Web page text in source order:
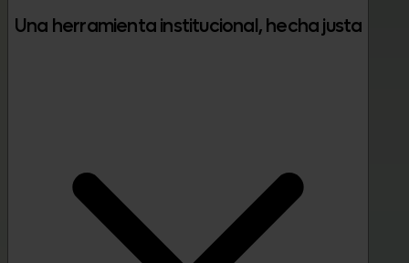
Una herramienta institucional, hecha justa